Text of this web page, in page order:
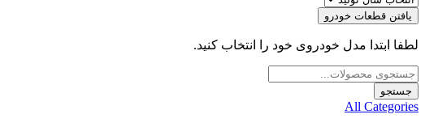
یافتن قطعات خودرو
لطفا ابتدا مدل خودروی خود را انتخاب کنید.
Products
search
جستجو
All Categories